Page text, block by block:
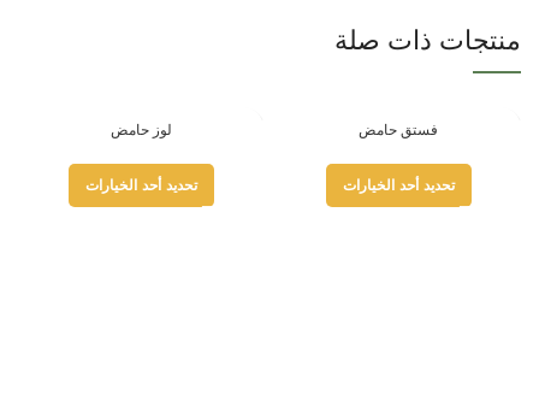
منتجات ذات صلة
فستق حامض
تحديد أحد الخيارات
لوز حامض
تحديد أحد الخيارات